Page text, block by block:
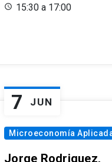
15:30 a 17:00
7 JUN
Microeconomía
Jorge Rodriguez,